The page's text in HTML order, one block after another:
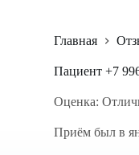
Главная
Пациент +7
Оценка:
Приём был в